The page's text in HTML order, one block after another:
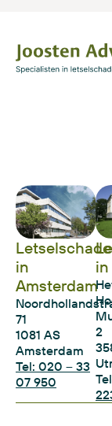
in
Amsterdam
71
1081 AS
Amsterdam
Tel: 020 – 33
07 950
2